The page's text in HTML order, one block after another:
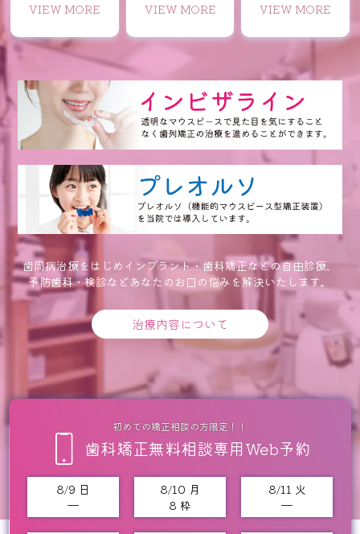
VIEW MORE VIEW MORE VIEW MORE
歯周病治療をはじめインプラント・歯科矯正などの自由診療、
予防歯科・検診などあなたのお口の悩みを解決いたします。
治療内容について
初めての矯正相談の方限定！！
歯科矯正無料相談専用Web予約
8/9 日
━
8/10 月
8 枠
8/11 火
━